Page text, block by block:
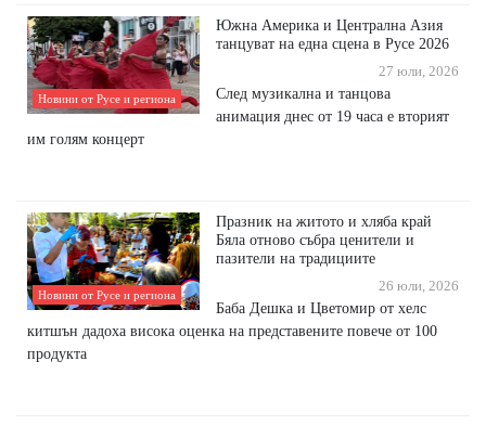
Новини от Русе и региона
Южна Америка и Централна Азия
танцуват на една сцена в Русе 2026
27 юли, 2026
След музикална и танцова
анимация днес от 19 часа е вторият
им голям концерт
Новини от Русе и региона
Празник на житото и хляба край
Бяла отново събра ценители и
пазители на традициите
26 юли, 2026
Баба Дешка и Цветомир от хелс
китшън дадоха висока оценка на представените повече от 100
продукта